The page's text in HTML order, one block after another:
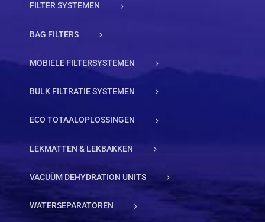
FILTER SYSTEMEN
BAG FILTERS
MOBIELE FILTERSYSTEMEN
BULK FILTRATIE SYSTEMEN
ECO TOTAALOPLOSSINGEN
LEKMATTEN & LEKBAKKEN
VACUÜM DEHYDRATION UNITS
WATERSEPARATOREN